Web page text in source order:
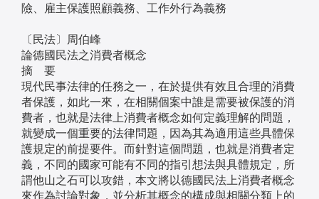
險、雇主保護照顧義務、工作外行為義務
〔民法〕周伯峰
論德國民法之消費者概念
摘 要
現代民事法律的任務之一，在於提供有效且合理的消費
者保護，如此一來，在相關個案中誰是需要被保護的消
費者，也就是法律上消費者概念如何定義理解的問題，
就變成一個重要的法律問題，因為其為適用這些具體保
護規定的前提要件。而針對這個問題，也就是消費者定
義，不同的國家可能有不同的指引想法與具體規定，所
謂他山之石可以攻錯，本文將以德國民法上消費者概念
來作為討論對象，並分析其概念的構成與相關分類上的